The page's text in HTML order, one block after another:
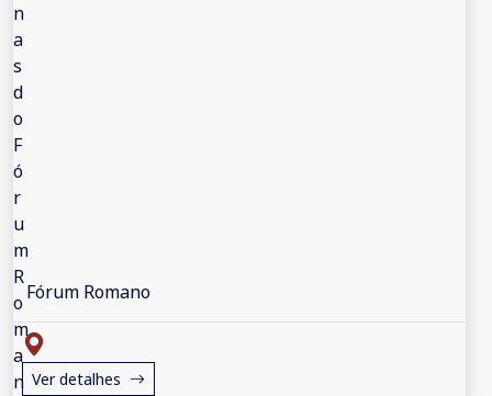
Fórum Romano
Ver detalhes